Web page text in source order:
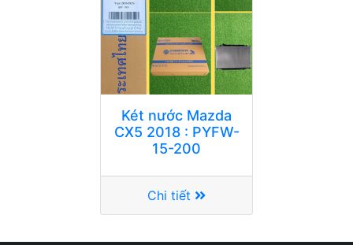
Két nước Mazda
CX5 2018 : PYFW-
15-200
Chi tiết